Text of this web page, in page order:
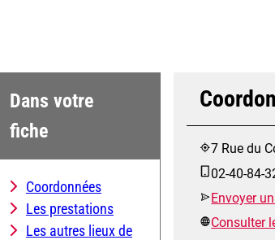
Dans votre
fiche
Coordonnées
Les prestations
Les autres lieux de
7 Rue du
02-40-84-
Envoyer
Consulter